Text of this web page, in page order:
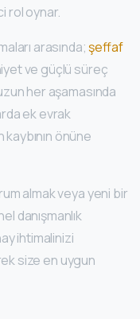
rol oynar.
arasında; şeffaf
ve güçlü süreç
her aşamasında
ek evrak
önüne
almak veya yeni bir
danışmanlık
ihtimalinizi
size en uygun